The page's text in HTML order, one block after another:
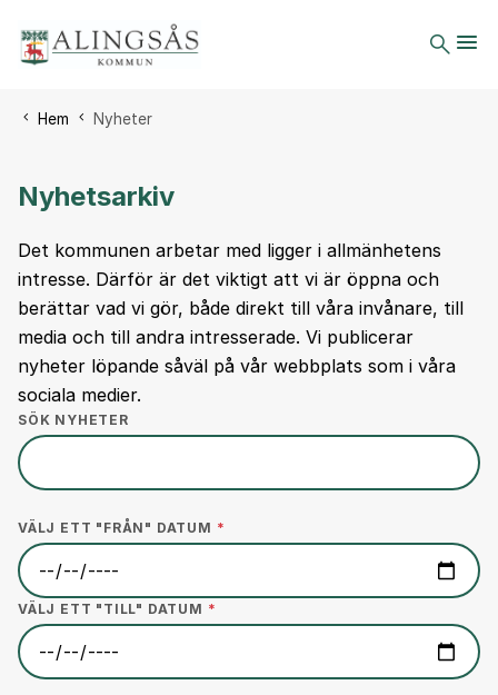
Du är här:
Hem Nyheter
Nyhetsarkiv
Det kommunen arbetar med ligger i allmänhetens
intresse. Därför är det viktigt att vi är öppna och
berättar vad vi gör, både direkt till våra invånare, till
media och till andra intresserade. Vi publicerar
nyheter löpande såväl på vår webbplats som i våra
sociala medier.
SÖK NYHETER
VÄLJ ETT "FRÅN" DATUM *
VÄLJ ETT "TILL" DATUM *